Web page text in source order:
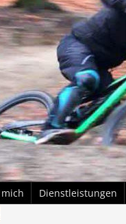
Dienstleistungen